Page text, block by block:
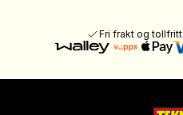
Fri frakt og tollfritt